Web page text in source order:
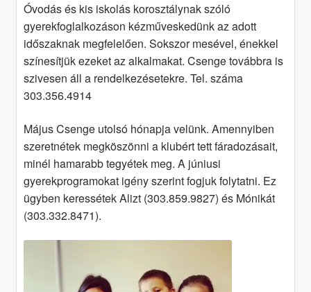
Óvodás és kis iskolás korosztálynak szóló
gyerekfoglalkozáson kézműveskedünk az adott
időszaknak megfelelően. Sokszor mesével, énekkel
színesítjük ezeket az alkalmakat. Csenge továbbra is
szivesen áll a rendelkezésetekre. Tel. száma
303.356.4914
Május Csenge utolsó hónapja velünk. Amennyiben
szeretnétek megköszönni a klubért tett fáradozásait,
minél hamarabb tegyétek meg. A júniusi
gyerekprogramokat igény szerint fogjuk folytatni. Ez
ügyben keressétek Alizt (303.859.9827) és Mónikát
(303.332.8471).